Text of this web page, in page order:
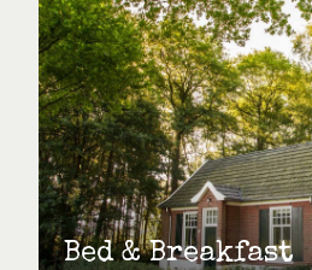
Bed & Breakfast